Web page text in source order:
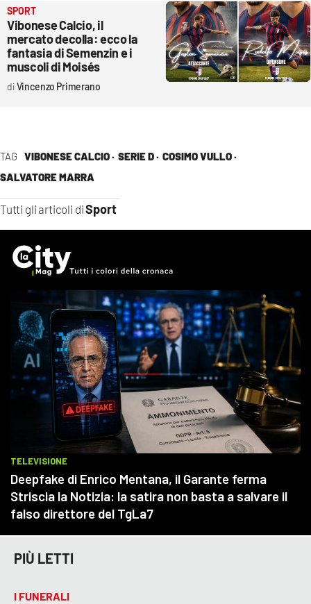
TAG VIBONESE CALCIO · SERIE D · COSIMO VULLO ·
SALVATORE MARRA
Tutti gli articoli diSport
SPORT
Vibonese Calcio, il
mercato decolla: ecco la
fantasia di Semenzin e i
muscoli di Moisés
Vincenzo Primerano
PIÙ LETTI
I FUNERALI